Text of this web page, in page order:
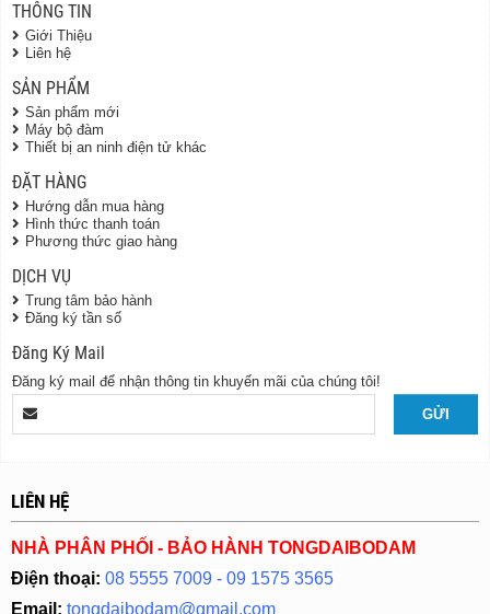
THÔNG TIN
Giới Thiệu
Liên hệ
SẢN PHẨM
Sản phẩm mới
Máy bộ đàm
Thiết bị an ninh điện tử khác
ĐẶT HÀNG
Hướng dẫn mua hàng
Hình thức thanh toán
Phương thức giao hàng
DỊCH VỤ
Trung tâm bảo hành
Đăng ký tần số
Đăng Ký Mail
Đăng ký mail để nhận thông tin khuyến mãi của chúng tôi!
LIÊN HỆ
NHÀ PHÂN PHỐI - BẢO HÀNH TONGDAIBODAM
Điện thoại: 08 5555 7009 - 09 1575 3565
Email: tongdaibodam@gmail.com